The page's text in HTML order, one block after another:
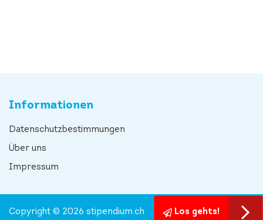
Informationen
Datenschutzbestimmungen
Über uns
Impressum
Los gehts!
Copyright © 2026 stipendium.ch